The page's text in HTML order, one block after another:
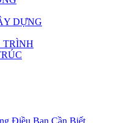
DỰNG
TRÌNH
Điều Bạn Cần Biết